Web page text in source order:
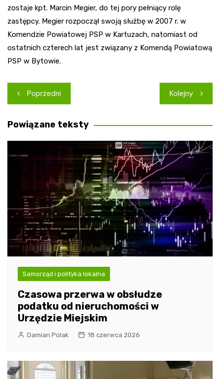
zostaje kpt. Marcin Megier, do tej pory pełniący rolę
zastępcy. Megier rozpoczął swoją służbę w 2007 r. w
Komendzie Powiatowej PSP w Kartuzach, natomiast od
ostatnich czterech lat jest związany z Komendą Powiatową
PSP w Bytowie.
Nawigacja
wpisu
Poprzedni Kolejny
Powiązane teksty
Samorząd i polityka lokalna
Czasowa przerwa w obsłudze
podatku od nieruchomości w
Urzędzie Miejskim
Damian Polak 18 czerwca 2026